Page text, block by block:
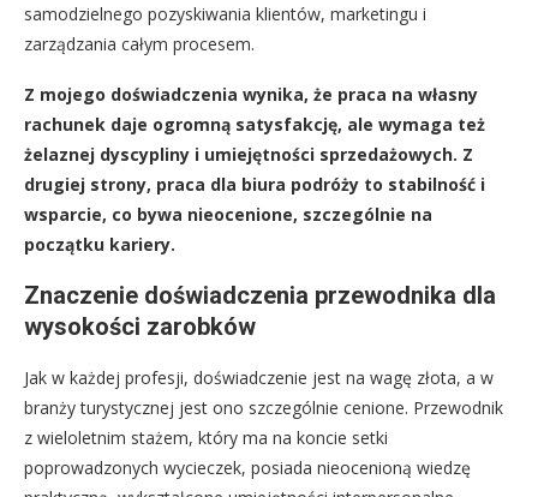
samodzielnego pozyskiwania klientów, marketingu i
zarządzania całym procesem.
Z mojego doświadczenia wynika, że praca na własny
rachunek daje ogromną satysfakcję, ale wymaga też
żelaznej dyscypliny i umiejętności sprzedażowych. Z
drugiej strony, praca dla biura podróży to stabilność i
wsparcie, co bywa nieocenione, szczególnie na
początku kariery.
Znaczenie doświadczenia przewodnika dla
wysokości zarobków
Jak w każdej profesji, doświadczenie jest na wagę złota, a w
branży turystycznej jest ono szczególnie cenione. Przewodnik
z wieloletnim stażem, który ma na koncie setki
poprowadzonych wycieczek, posiada nieocenioną wiedzę